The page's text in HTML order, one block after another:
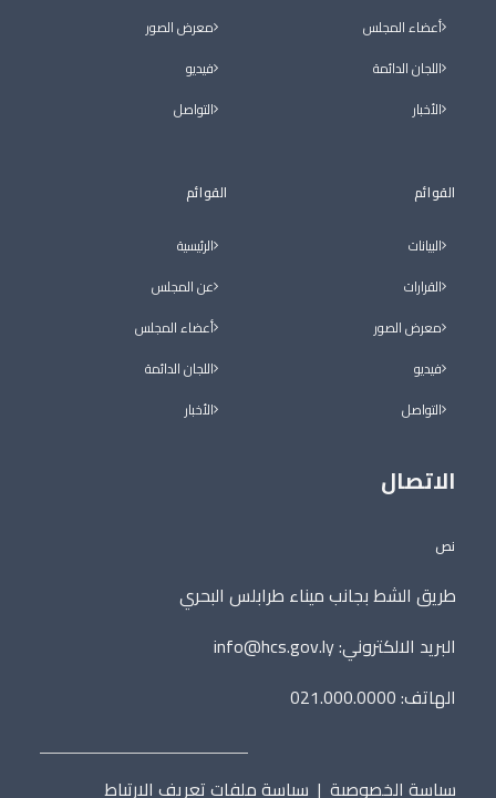
أعضاء المجلس
اللجان الدائمة
الأخبار
القوائم
البيانات
القرارات
معرض الصور
فيديو
التواصل
معرض الصور
فيديو
التواصل
القوائم
الرئيسية
عن المجلس
أعضاء المجلس
اللجان الدائمة
الأخبار
الاتصال
نص
طريق الشط بجانب ميناء طرابلس البحري
البريد الالكتروني:info@hcs.gov.ly
الهاتف: 021.000.0000
سياسة الخصوصية | سياسة ملفات تعريف الارتباط